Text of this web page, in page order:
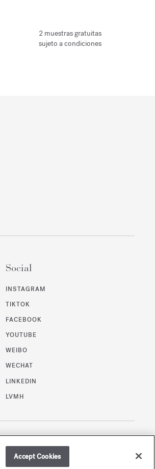
2 muestras gratuitas
sujeto a condiciones
Social
INSTAGRAM
TIKTOK
FACEBOOK
YOUTUBE
WEIBO
WECHAT
LINKEDIN
LVMH
Accept Cookies